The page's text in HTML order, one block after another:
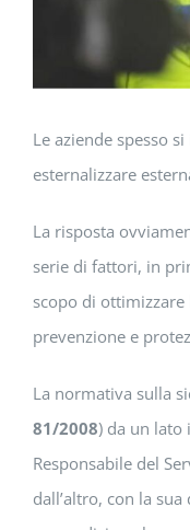
Le aziende spesso
esternalizzare
La risposta
serie di fattori, in
scopo di ottimizzare
prevenzione e
La normativa sulla
81/2008) da un lato
Responsabile del
dall’altro, con la